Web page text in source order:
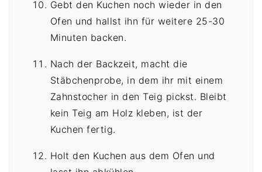
Gebt den Kuchen noch wieder in den
Ofen und hallst ihn für weitere 25-30
Minuten backen.
Nach der Backzeit, macht die
Stäbchenprobe, in dem ihr mit einem
Zahnstocher in den Teig pickst. Bleibt
kein Teig am Holz kleben, ist der
Kuchen fertig.
Holt den Kuchen aus dem Ofen und